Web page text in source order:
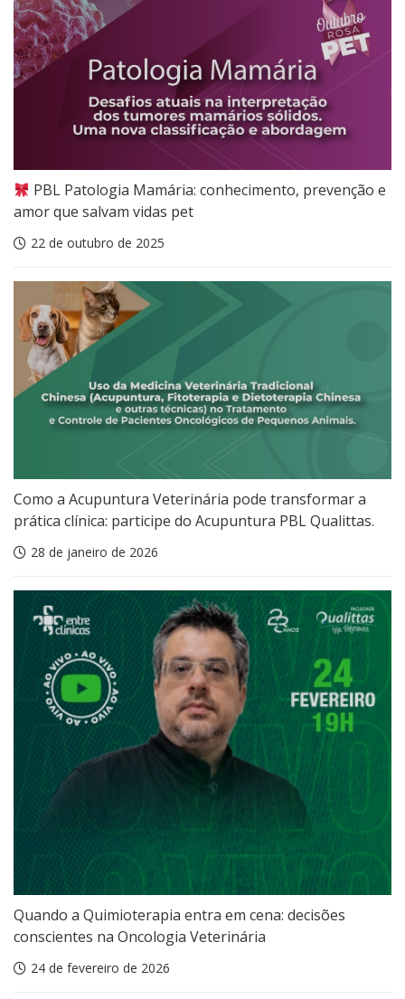
PBL Patologia Mamária: conhecimento, prevenção e
amor que salvam vidas pet
22 de outubro de 2025
Como a Acupuntura Veterinária pode transformar a
prática clínica: participe do Acupuntura PBL Qualittas.
28 de janeiro de 2026
Quando a Quimioterapia entra em cena: decisões
conscientes na Oncologia Veterinária
24 de fevereiro de 2026